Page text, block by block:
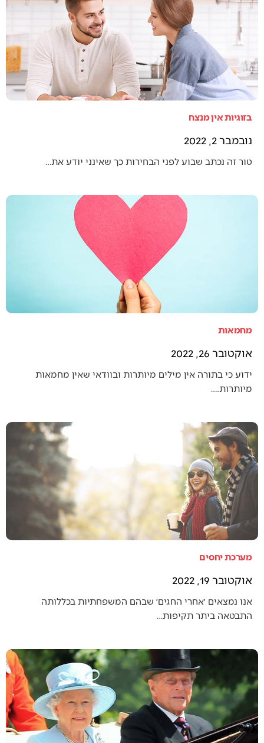
בזוגיות אין מנצח
נובמבר 2, 2022
טור זה נכתב שבוע לפני הבחירות כך שאינני יודע את…
מחמאות
אוקטובר 26, 2022
ידוע כי בתורה אין מילים מיותרות ובוודאי שאין מחמאות
מיותרות.…
מערכת יחסים
אוקטובר 19, 2022
אנו נמצאים ׳אחרי החגים׳ שבהם המשפחתיות בכללותה
התבטאה ביתר תקיפות…